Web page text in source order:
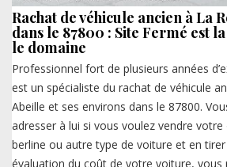
Rachat de véhicule ancien à La
dans le 87800 : Site Fermé est
le domaine
Professionnel fort de plusieurs années
est un spécialiste du rachat de véhicule
Abeille et ses environs dans le 87800.
adresser à lui si vous voulez vendre
berline ou autre type de voiture et en
évaluation du coût de votre voiture, vous